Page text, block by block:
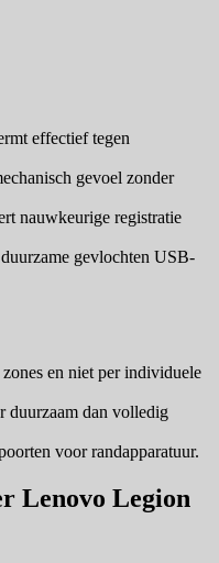
effectief tegen
gevoel zonder
nauwkeurige registratie
gevlochten USB-
en niet per individuele
duurzaam dan volledig
voor randapparatuur.
Lenovo Legion